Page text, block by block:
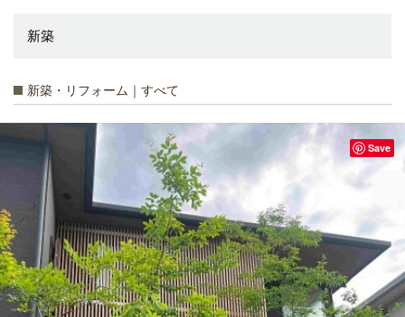
新築
新築・リフォーム｜すべて
Save